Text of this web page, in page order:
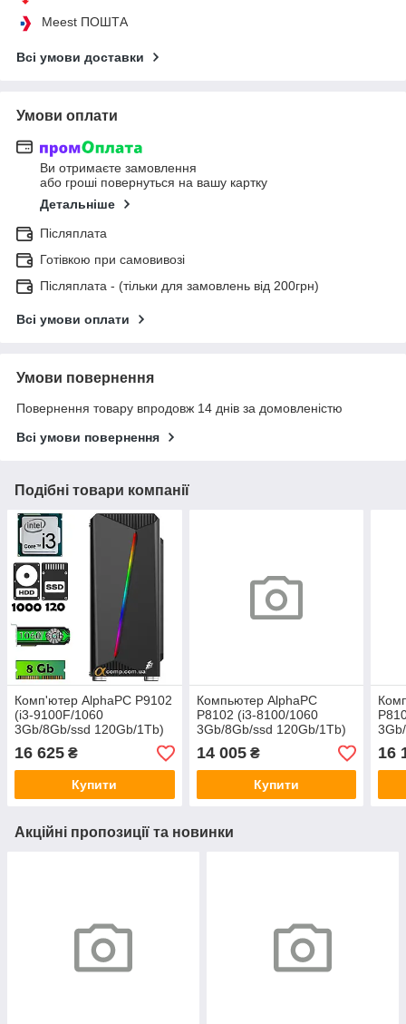
Meest ПОШТА
Всі умови доставки
Умови оплати
Ви отримаєте замовлення
або гроші повернуться на вашу картку
Детальніше
Післяплата
Готівкою при самовивозі
Післяплата - (тільки для замовлень від 200грн)
Всі умови оплати
Умови повернення
Повернення товару впродовж 14 днів за домовленістю
Всі умови повернення
Подібні товари компанії
Комп'ютер AlphaPC P9102
(i3-9100F/1060
3Gb/8Gb/ssd 120Gb/1Tb)
16 625 ₴
Купити
Компьютер AlphaPC
P8102 (i3-8100/1060
3Gb/8Gb/ssd 120Gb/1Tb)
14 005₴
Купити
16
Акційні пропозиції та новинки